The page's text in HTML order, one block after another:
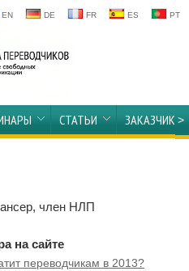
EN DE FR ES PT
СТАТЬИ ЗАКАЗЧИКАМ
>
член НЛП
на сайте
переводчикам в 2013?